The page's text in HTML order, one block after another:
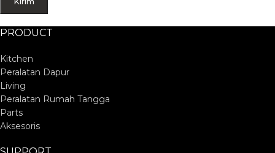
PRODUCT
Kitchen
Peralatan Dapur
Living
Peralatan Rumah Tangga
Parts
Aksesoris